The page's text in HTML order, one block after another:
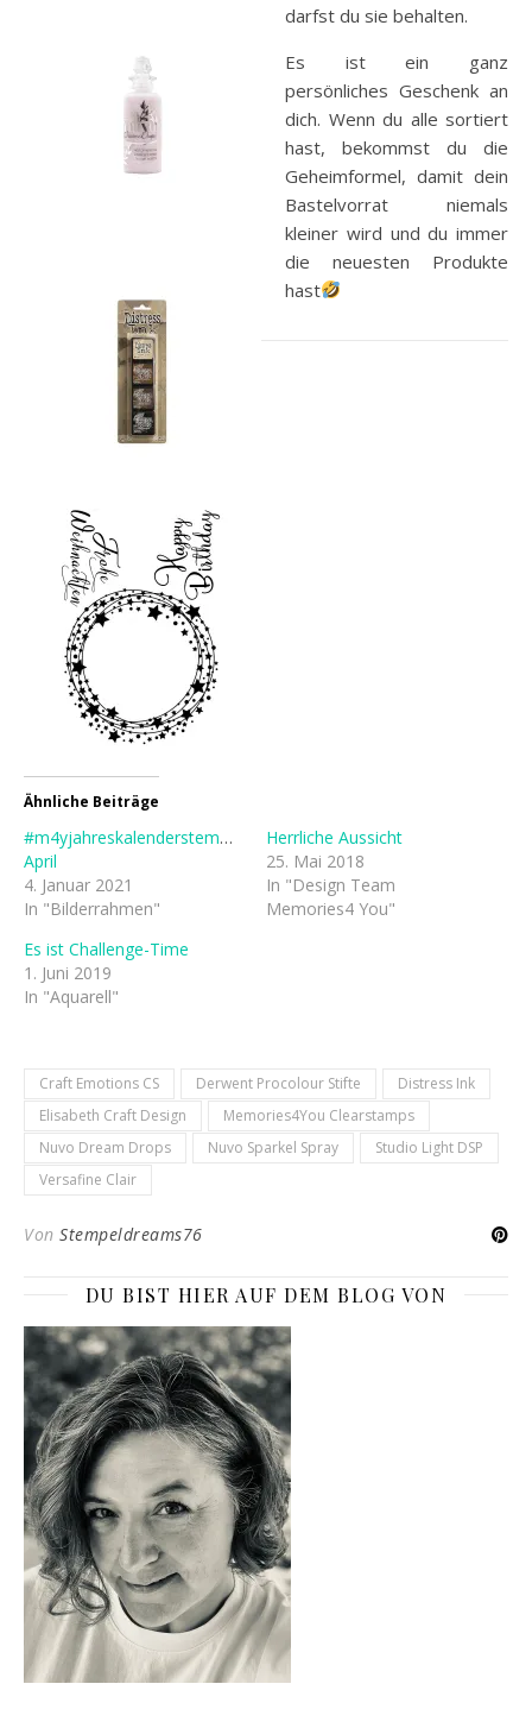
darfst du sie behalten.
Es ist ein ganz
persönliches Geschenk an
dich. Wenn du alle sortiert
hast, bekommst du die
Geheimformel, damit dein
Bastelvorrat niemals
kleiner wird und du immer
die neuesten Produkte
hast
Ähnliche Beiträge
#m4yjahreskalenderstempel2021
April
4. Januar 2021
In "Bilderrahmen"
Herrliche Aussicht
25. Mai 2018
In "Design Team
Memories4 You"
Es ist Challenge-Time
1. Juni 2019
In "Aquarell"
Craft Emotions CS Derwent Procolour Stifte
Distress Ink
Elisabeth Craft Design
Memories4You Clearstamps
Nuvo Dream Drops
Nuvo Sparkel Spray
Studio Light DSP
Versafine Clair
Von Stempeldreams76
DU BIST HIER AUF DEM BLOG VON